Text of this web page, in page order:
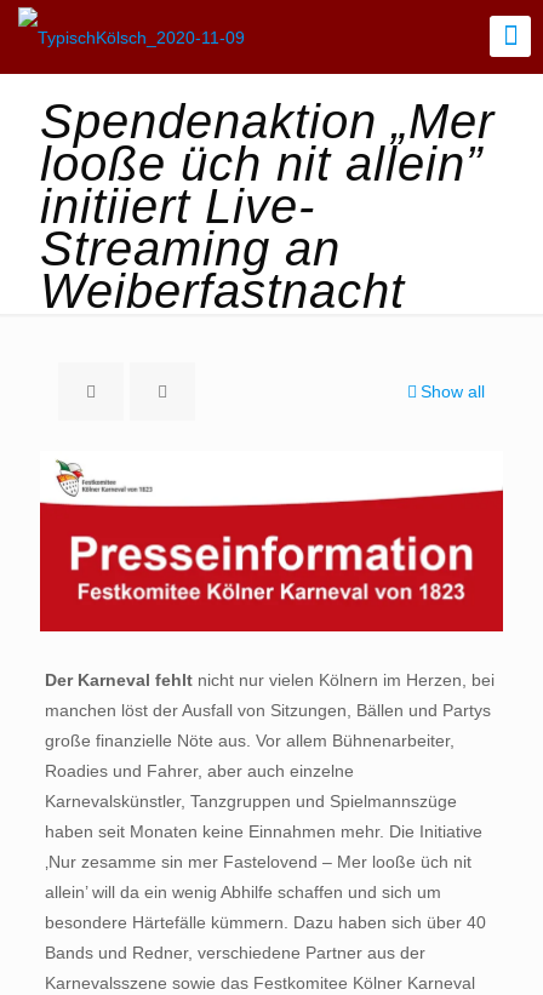
Spendenaktion „Mer
looße üch nit allein”
initiiert Live-
Streaming an
Weiberfastnacht
Show all
Der Karneval fehltnicht nur vielen Kölnern im Herzen, bei
manchen löst der Ausfall von Sitzungen, Bällen und Partys
große finanzielle Nöte aus. Vor allem Bühnenarbeiter,
Roadies und Fahrer, aber auch einzelne
Karnevalskünstler, Tanzgruppen und Spielmannszüge
haben seit Monaten keine Einnahmen mehr. Die Initiative
‚Nur zesamme sin mer Fastelovend – Mer looße üch nit
allein’ will da ein wenig Abhilfe schaffen und sich um
besondere Härtefälle kümmern. Dazu haben sich über 40
Bands und Redner, verschiedene Partner aus der
Karnevalsszene sowie das Festkomitee Kölner Karneval